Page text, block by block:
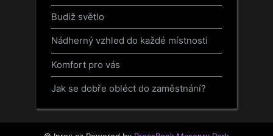
Budiž světlo
Nádherný vzhled do každé místnosti
Komfort pro vás
Jak se dobře obléct do zaměstnání?